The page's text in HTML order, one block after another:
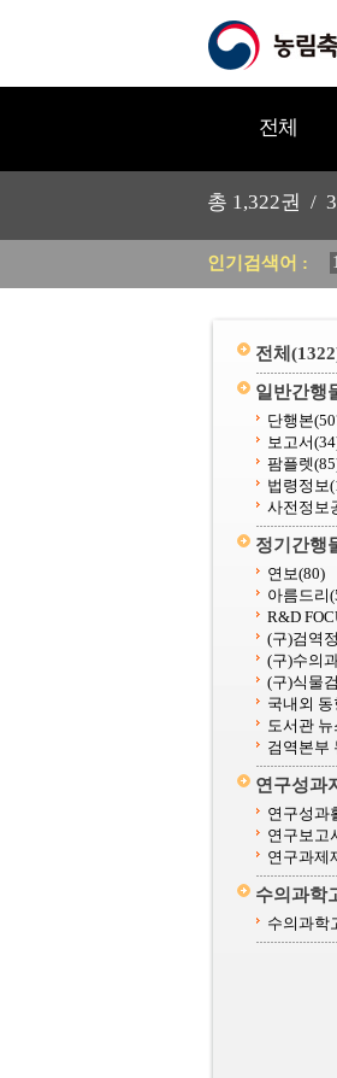
전체
총 1,322권 /
인기검색어 : 1
전체
일반간행
단행본
보고서
팜플렛
법령정보
사전정보
정기간행
연보(80)
아름드리
R&D
(구)검역
(구)수의
(구)식물
국내외
도서관 뉴
검역본부
연구성과
연구성과
연구보고
연구과제
수의과학
수의과학